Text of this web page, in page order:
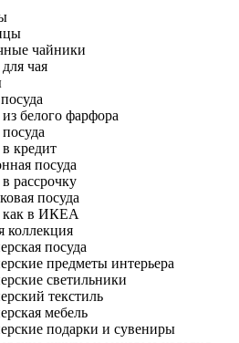
чайники
чая
белого фарфора
кредит
посуда
рассрочку
посуда
как в ИКЕА
коллекция
посуда
предметы интерьера
светильники
текстиль
мебель
подарки и сувениры